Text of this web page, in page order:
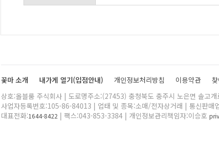
꽃마 소개 내가게 열기(입점안내) 개인정보처리방침 이용약관
상호:올블룸 주식회사 | 도로명주소:(27453) 충청북도 충주시 노은면 솔고
사업자등록번호:105-86-84013 | 업태 및 종목:소매/전자상거래 | 통신판매
대표전화:1644-8422 | 팩스:043-853-3384 | 개인정보관리책임자:이승호